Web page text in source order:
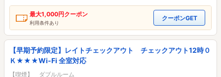
最大1,000円クーポン
利用条件あり
クーポンGET
【早期予約限定】レイトチェックアウト チェックアウト12時０
Ｋ★★★Wi-Fi 全室対応
【喫煙】 ダブルルーム